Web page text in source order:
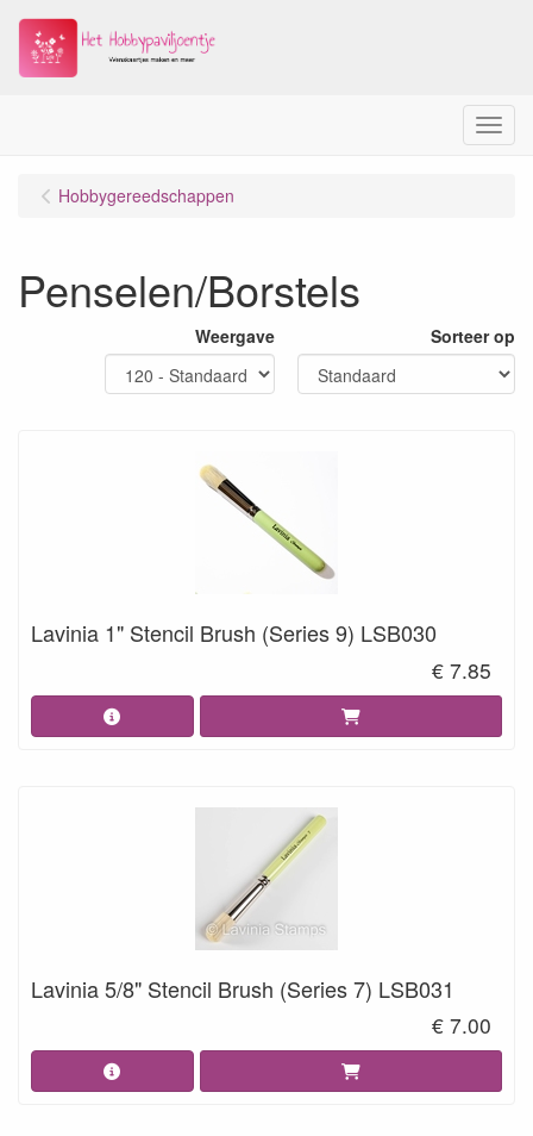
Menu
Hobbygereedschappen
Penselen/Borstels
Weergave Sorteer op
Lavinia 1" Stencil Brush (Series 9) LSB030
€ 7.85
Lavinia 5/8" Stencil Brush (Series 7) LSB031
€ 7.00